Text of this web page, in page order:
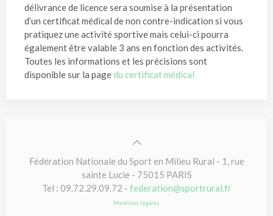
délivrance de licence sera soumise à la présentation
d’un certificat médical de non contre-indication si vous
pratiquez une activité sportive mais celui-ci pourra
également être valable 3 ans en fonction des activités.
Toutes les informations et les précisions sont
disponible sur la pagedu certificat médical
Fédération Nationale du Sport en Milieu Rural - 1, rue
sainte Lucie - 75015 PARIS
Tel : 09.72.29.09.72 - federation@sportrural.fr
Mentions légales